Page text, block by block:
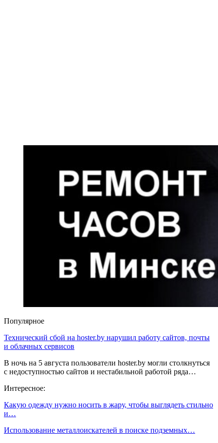
Популярное
Технический сбой на hoster.by нарушил работу сайтов, почты
и облачных сервисов
В ночь на 5 августа пользователи hoster.by могли столкнуться
с недоступностью сайтов и нестабильной работой ряда…
Интересное:
Какую одежду нужно носить в жару, чтобы выглядеть стильно
и…
Использование металлоискателей в поиске подземных…